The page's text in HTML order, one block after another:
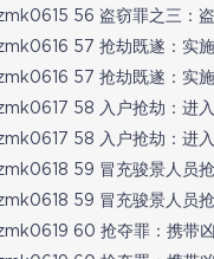
56 盗窃罪之三：
57 抢劫既遂：实
57 抢劫既遂：实
58 入户抢劫：进
58 入户抢劫：进
59 冒充骏景人员
59 冒充骏景人员
60 抢夺罪：携带